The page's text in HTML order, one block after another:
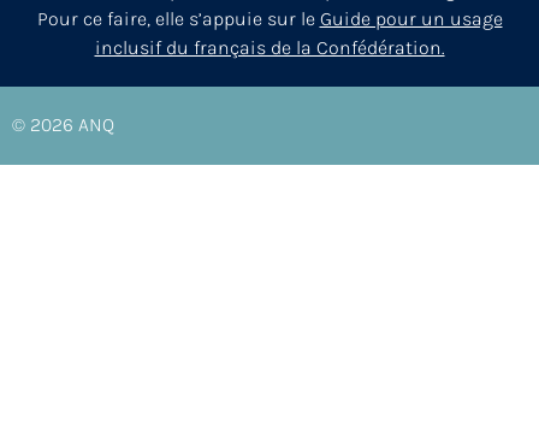
Pour ce faire, elle s’appuie sur le Guide pour un usage
inclusif du français de la Confédération.
© 2026 ANQ